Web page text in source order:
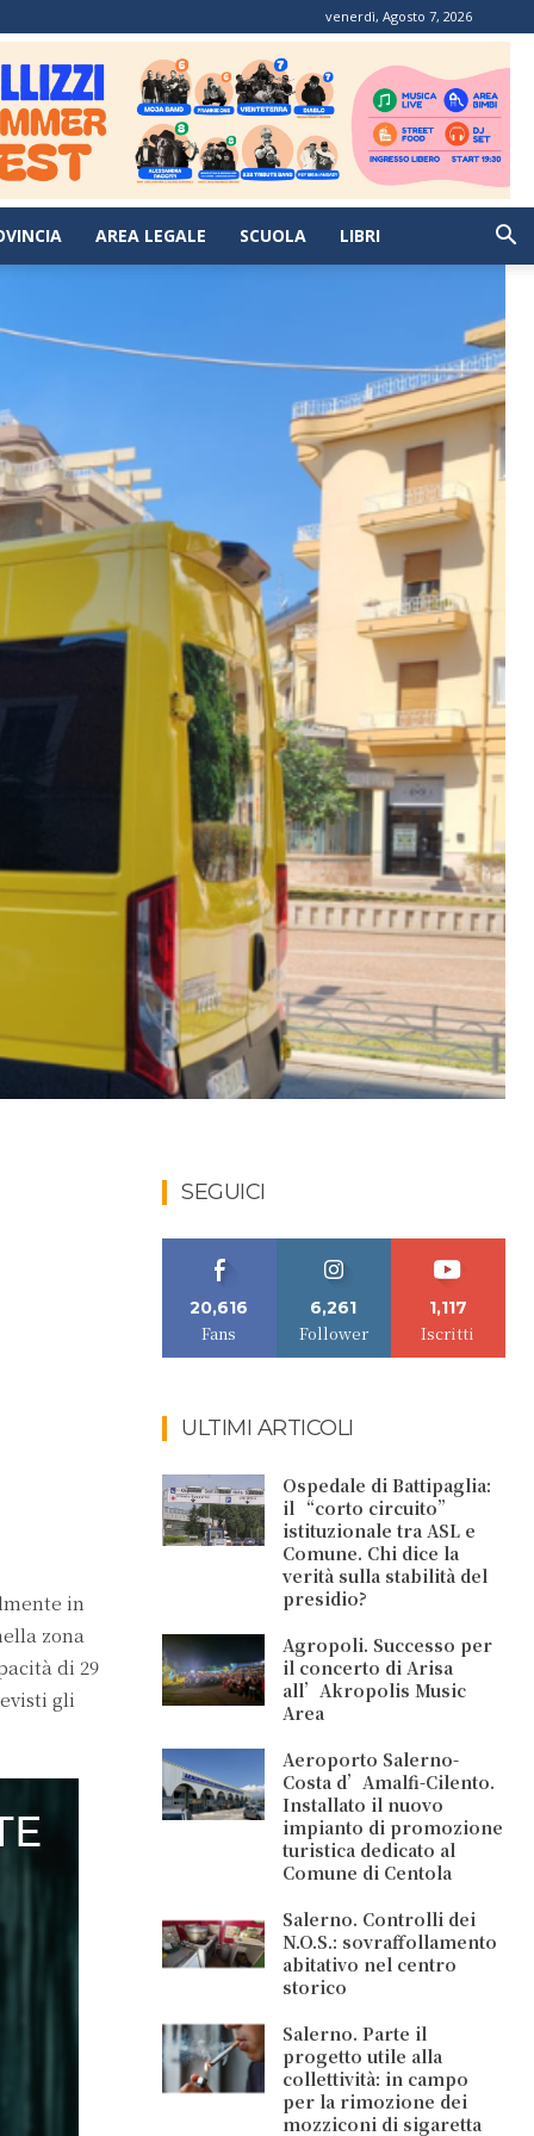
venerdì, Agosto 7, 2026
AREA LEGALE SCUOLA LIBRI
in
zona
di 29
gli
SEGUICI
20,616
Fans
6,261
Follower
1,117
Iscritti
ULTIMI ARTICOLI
Ospedale di Battipaglia:
il “corto circuito”
istituzionale tra ASL e
Comune. Chi dice la
verità sulla stabilità del
presidio?
Agropoli. Successo per
il concerto di Arisa
all’Akropolis Music
Area
Aeroporto Salerno-
Costa d’Amalfi-Cilento.
Installato il nuovo
impianto di promozione
turistica dedicato al
Comune di Centola
Salerno. Controlli dei
N.O.S.: sovraffollamento
abitativo nel centro
storico
Salerno. Parte il
progetto utile alla
collettività: in campo
per la rimozione dei
mozziconi di sigaretta